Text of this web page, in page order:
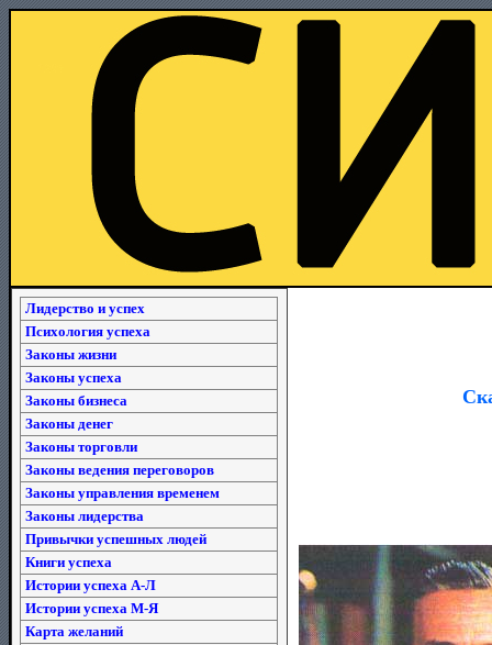
Лидерство и успех
Психология успеха
Законы жизни
Законы успеха
Законы бизнеса
Законы денег
Законы торговли
Законы ведения переговоров
Законы управления временем
Законы лидерства
Привычки успешных людей
Книги успеха
Истории успеха А-Л
Истории успеха М-Я
Карта желаний